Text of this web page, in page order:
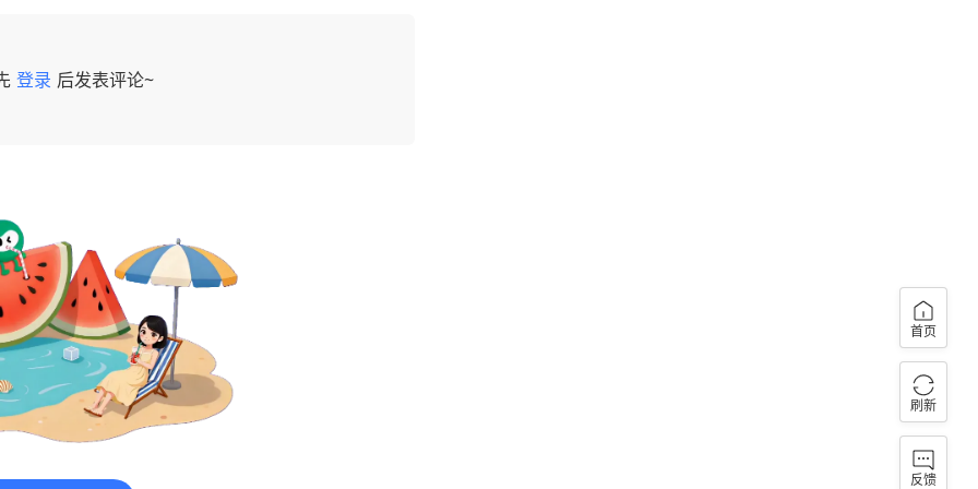
登录 后发表评论~
首页
刷新
反馈